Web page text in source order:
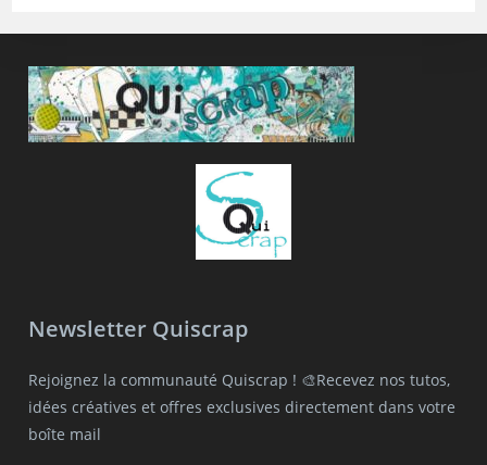
Newsletter Quiscrap
Rejoignez la communauté Quiscrap ! 🎨Recevez nos tutos,
idées créatives et offres exclusives directement dans votre
boîte mail